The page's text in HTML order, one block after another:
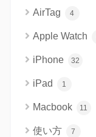
AirTag 4
Apple Watch
iPhone 32
iPad 1
Macbook 11
使い方 7